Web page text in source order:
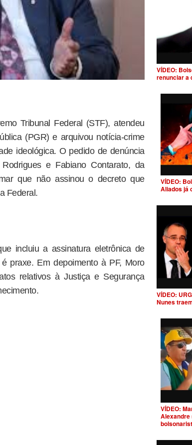
Tribunal Federal (STF), atendeu
(PGR) e arquivou notícia-crime
ideológica. O pedido de denúncia
e Fabiano Contarato, da
que não assinou o decreto que
Federal.
incluiu a assinatura eletrônica de
praxe. Em depoimento à PF, Moro
relativos à Justiça e Segurança
VÍDEO:
renunciar a
VÍDEO:
Aliados já
VÍDEO:
Nunes
VÍDEO:
Alexandre